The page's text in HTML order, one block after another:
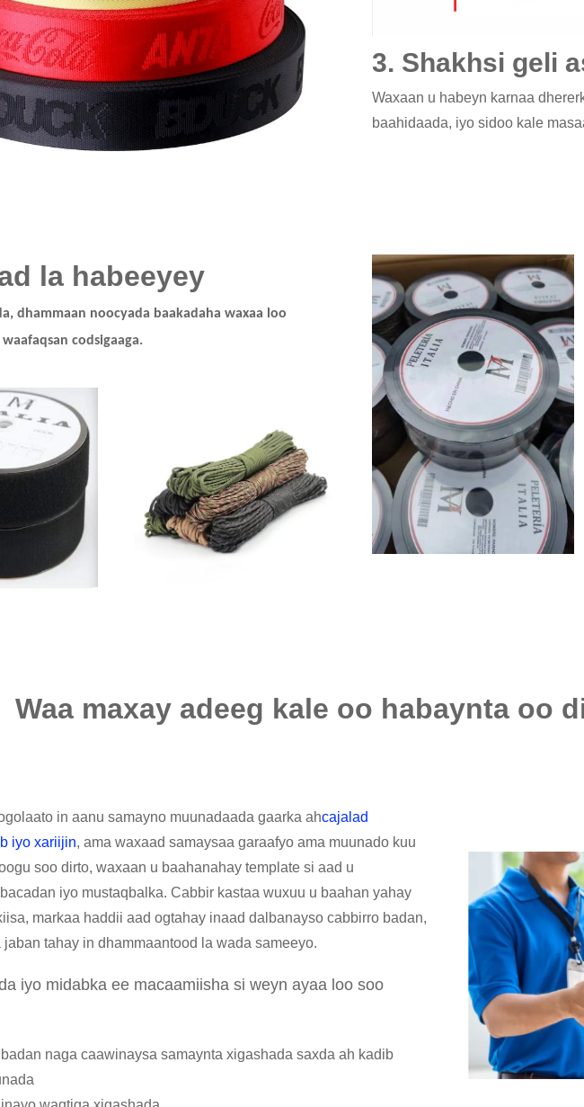
3. Shakhsi geli
Waxaan u habeyn karnaa
baahidaada, iyo sidoo kale
la habeeyey
dhammaan noocyada baakadaha waxaa loo
codsigaaga.
Waa maxay adeeg kale oo habaynta oo
in aanu samayno muunadaada gaarka ahcajalad
iyo xariijin, ama waxaad samaysaa garaafyo ama muunado kuu
soo dirto, waxaan u baahanahay template si aad u
iyo mustaqbalka. Cabbir kastaa wuxuu u baahan yahay
markaa haddii aad ogtahay inaad dalbanayso cabbirro badan,
jaban tahay in dhammaantood la wada sameeyo.
iyo midabka ee macaamiisha si weyn ayaa loo soo
naga caawinaysa samaynta xigashada saxda ah kadib